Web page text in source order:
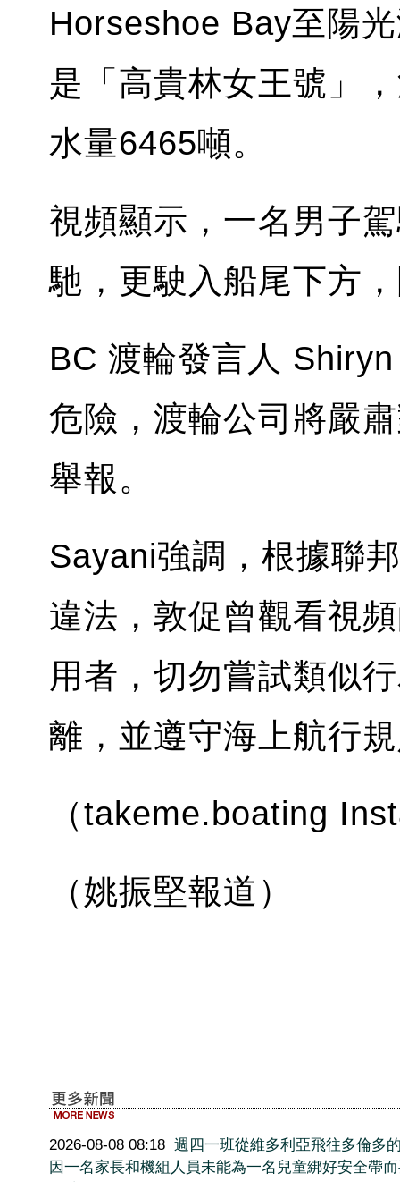
Horseshoe Bay至陽
是「高貴林女王號」
水量6465噸。
視頻顯示，一名男子
馳，更駛入船尾下方
BC 渡輪發言人
危險，渡輪公司將嚴
舉報。
Sayani強調，根據聯
違法，敦促曾觀看視
用者，切勿嘗試類似
離，並遵守海上航行
（takeme.boating
（姚振堅報道）
2026-08-08 08:18 週四一班從維多利亞飛往多倫多
因一名家長和機組人員未能為一名兒童綁好安全帶